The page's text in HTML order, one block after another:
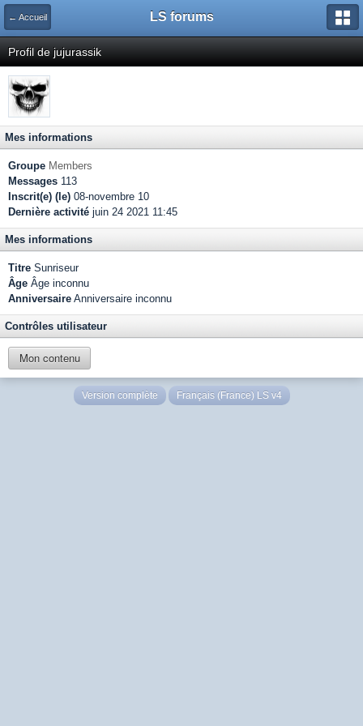
← Accueil LS forums
Profil de jujurassik
Mes informations
Groupe Members
Messages 113
Inscrit(e) (le) 08-novembre 10
Dernière activité juin 24 2021 11:45
Mes informations
Titre Sunriseur
Âge Âge inconnu
Anniversaire Anniversaire inconnu
Contrôles utilisateur
Mon contenu
Version complète Français (France) LS v4